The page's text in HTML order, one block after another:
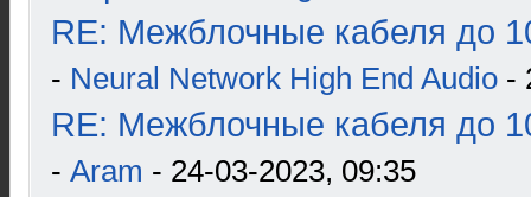
RE: Межблочные кабеля до
- Neural Network High End Audio -
RE: Межблочные кабеля до
- Aram - 24-03-2023, 09:35